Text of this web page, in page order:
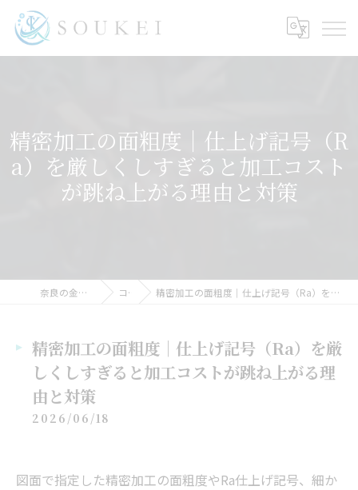
精密加工の面粗度｜仕上げ記号（R
a）を厳しくしすぎると加工コスト
が跳ね上がる理由と対策
奈良の金属加工ならSOUKEI コラム 精密加工の面粗度｜仕上げ記号（Ra）を厳しくしすぎると加工コストが跳ね上がる理由と対策
精密加工の面粗度｜仕上げ記号（Ra）を厳
しくしすぎると加工コストが跳ね上がる理
由と対策
2026/06/18
図面で指定した精密加工の面粗度やRa仕上げ記号、細か